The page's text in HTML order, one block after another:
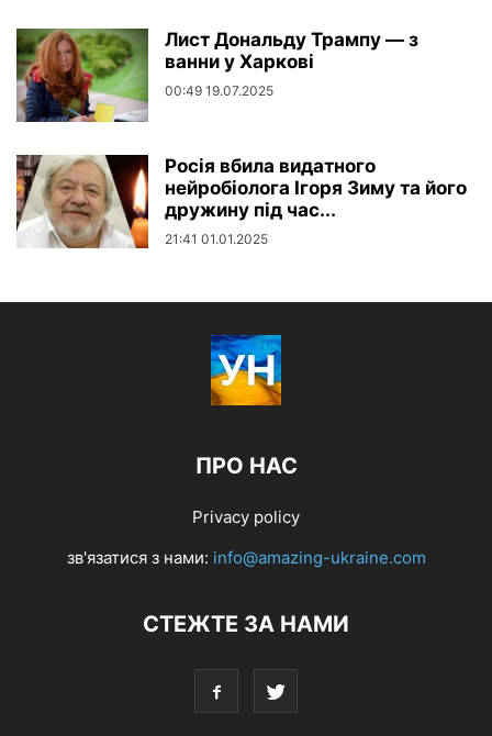
Лист Дональду Трампу — з
ванни у Харкові
00:49 19.07.2025
Росія вбила видатного
нейробіолога Ігоря Зиму та його
дружину під час...
21:41 01.01.2025
ПРО НАС
Privacy policy
зв'язатися з нами: info@amazing-ukraine.com
СТЕЖТЕ ЗА НАМИ